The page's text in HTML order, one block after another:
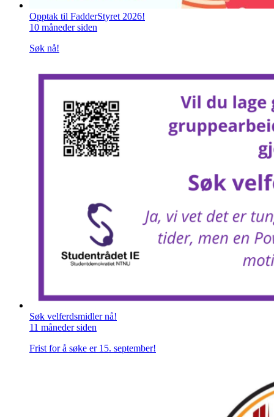
Opptak til FadderStyret 2026!
10 måneder siden
Søk nå!
Søk velferdsmidler nå!
11 måneder siden
Frist for å søke er 15. september!